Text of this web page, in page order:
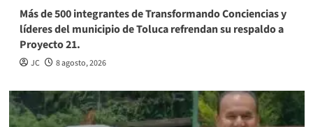
Más de 500 integrantes de Transformando Conciencias y
líderes del municipio de Toluca refrendan su respaldo a
Proyecto 21.
JC 8 agosto, 2026